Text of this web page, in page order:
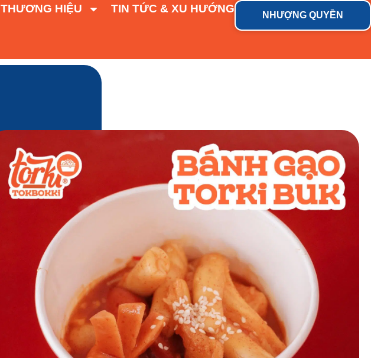
THƯƠNG HIỆU TIN TỨC & XU HƯỚNG
NHƯỢNG QUYỀN